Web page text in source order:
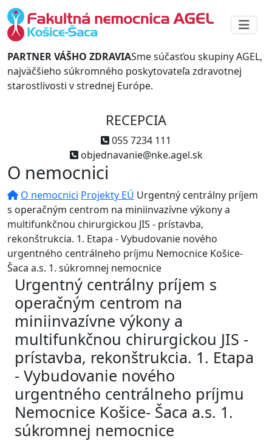
PARTNER VÁŠHO ZDRAVIASme súčasťou skupiny AGEL,
najväčšieho súkromného poskytovateľa zdravotnej
starostlivosti v strednej Európe.
RECEPCIA
055 7234 111
objednavanie@nke.agel.sk
O nemocnici
O nemocnici Projekty EÚ Urgentný centrálny príjem
s operačným centrom na miniinvazívne výkony a
multifunkčnou chirurgickou JIS - prístavba,
rekonštrukcia. 1. Etapa - Vybudovanie nového
urgentného centrálneho príjmu Nemocnice Košice-
Šaca a.s. 1. súkromnej nemocnice
Urgentný centrálny príjem s
operačným centrom na
miniinvazívne výkony a
multifunkčnou chirurgickou JIS -
prístavba, rekonštrukcia. 1. Etapa
- Vybudovanie nového
urgentného centrálneho príjmu
Nemocnice Košice- Šaca a.s. 1.
súkromnej nemocnice